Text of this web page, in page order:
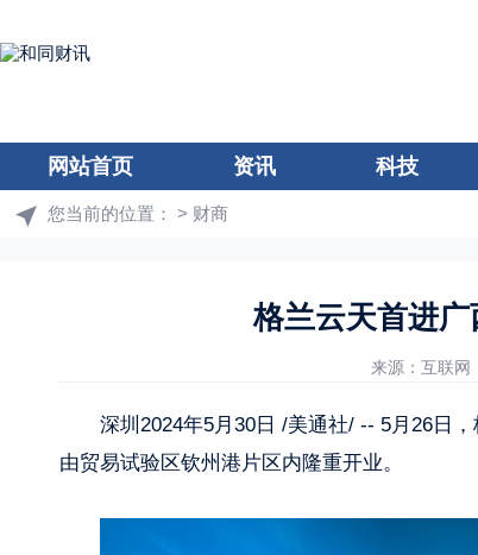
网站首页 资讯 科技
您当前的位置： > 财商
格兰云天首进
来源：互联网
深圳2024年5月30日 /美通社/ -- 5月26日
由贸易试验区钦州港片区内隆重开业。